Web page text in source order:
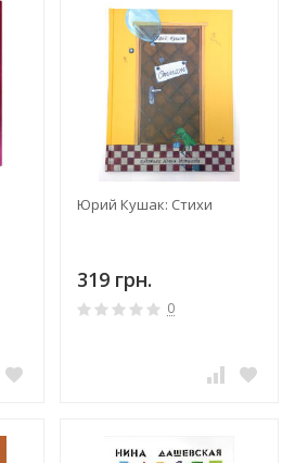
Юрий Кушак: Стихи
319 грн.
0